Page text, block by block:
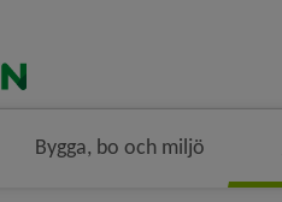
Bygga, bo och miljö